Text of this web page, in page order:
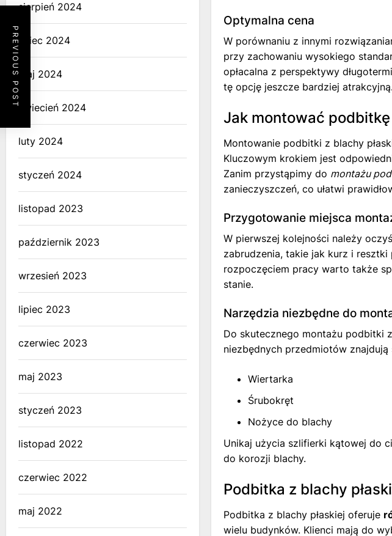
Optymalna cena
W porównaniu z innymi
przy zachowaniu wysokiego
opłacalna z perspektywy
tę opcję jeszcze bardziej atrakcyjną.
Jak montować
Montowanie podbitki z blachy
Kluczowym krokiem jest
Zanim przystąpimy do montażu
zanieczyszczeń, co ułatwi
Przygotowanie miejsca
W pierwszej kolejności należy
zabrudzenia, takie jak kurz i resztki
rozpoczęciem pracy warto także
stanie.
Narzędzia niezbędne do
Do skutecznego montażu podbitki
niezbędnych przedmiotów znajdują
Wiertarka
Śrubokręt
Nożyce do blachy
Unikaj użycia szlifierki kątowej do
do korozji blachy.
Podbitka z blachy
Podbitka z blachy płaskiej oferuje
wielu budynków. Klienci mają do
PREVIOUS POST
sierpień 2024
lipiec 2024
maj 2024
kwiecień 2024
luty 2024
styczeń 2024
listopad 2023
październik 2023
wrzesień 2023
lipiec 2023
czerwiec 2023
maj 2023
styczeń 2023
listopad 2022
czerwiec 2022
maj 2022